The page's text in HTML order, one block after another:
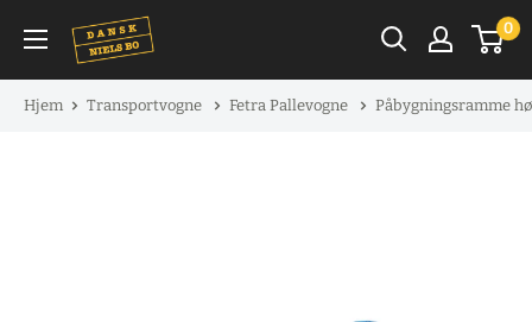
indhold
0
Hjem Transportvogne Fetra Pallevogne Påbygningsramme